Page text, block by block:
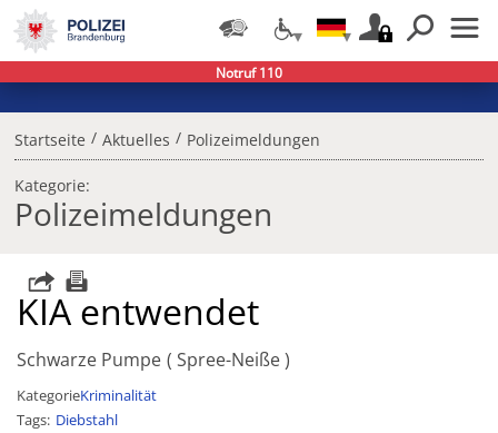
Startseite / Aktuelles / Polizeimeldungen
Kategorie:
Polizeimeldungen
KIA entwendet
Schwarze Pumpe Spree-Neiße
KategorieKriminalität
Tags Diebstahl
Notruf 110